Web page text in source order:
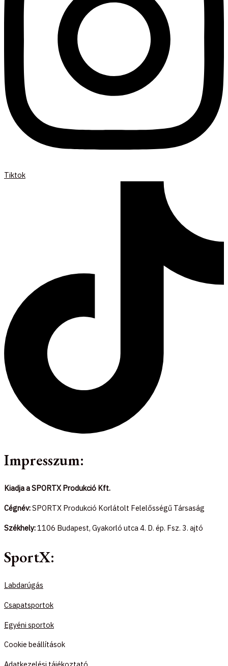
Tiktok
Impresszum:
Kiadja a SPORTX Produkció Kft.
Cégnév:SPORTX Produkció Korlátolt Felelősségű Társaság
Székhely:1106 Budapest, Gyakorló utca 4. D. ép. Fsz. 3. ajtó
SportX:
Labdarúgás
Csapatsportok
Egyéni sportok
Cookie beállítások